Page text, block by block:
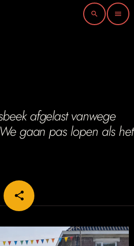
search menu
afgelast vanwege
gaan pas lopen als het
share
email